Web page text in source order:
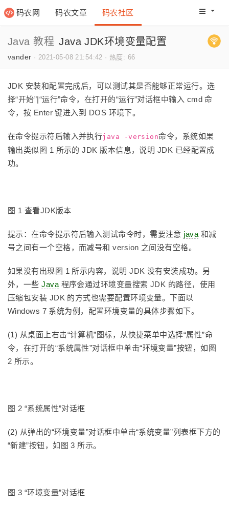
码农网 码农文章 码农社区 码农网
Java 教程 Java JDK环境变量配置
vander · 2021-05-08 21:54:42 · 热度: 66
JDK 安装和配置完成后，可以测试其是否能够正常运行。选
择“开始”|“运行”命令，在打开的“运行”对话框中输入 cmd 命
令，按 Enter 键进入到 DOS 环境下。
在命令提示符后输入并执行java -version命令，系统如果
输出类似图 1 所示的 JDK 版本信息，说明 JDK 已经配置成
功。
图 1 查看JDK版本
提示：在命令提示符后输入测试命令时，需要注意 java 和减
号之间有一个空格，而减号和 version 之间没有空格。
如果没有出现图 1 所示内容，说明 JDK 没有安装成功。另
外，一些Java 程序会通过环境变量搜索 JDK 的路径，使用
压缩包安装 JDK 的方式也需要配置环境变量。下面以
Windows 7 系统为例，配置环境变量的具体步骤如下。
(1) 从桌面上右击“计算机”图标，从快捷菜单中选择“属性”命
令，在打开的“系统属性”对话框中单击“环境变量”按钮，如图
2 所示。
图 2 “系统属性”对话框
(2) 从弹出的“环境变量”对话框中单击“系统变量”列表框下方的
“新建”按钮，如图 3 所示。
图 3 “环境变量”对话框